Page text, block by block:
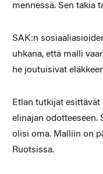
mennessä. Sen takia
SAK:n
uhkana, että malli
he joutuisivat
Etlan tutkijat
elinajan odotteeseen.
olisi oma. Malliin on
Ruotsissa.